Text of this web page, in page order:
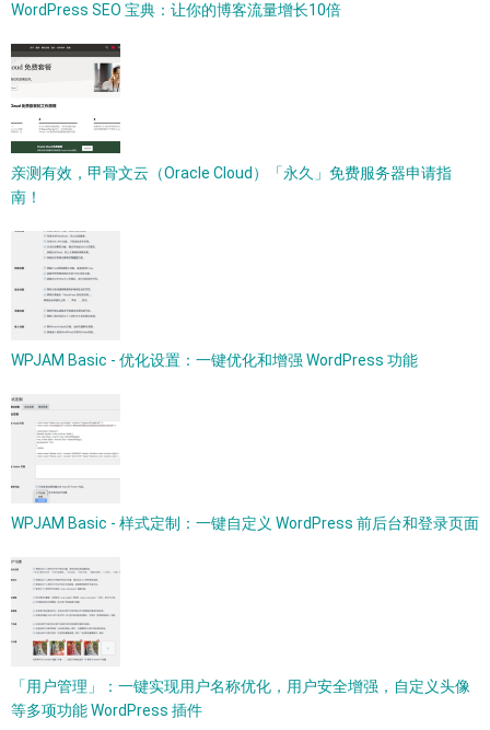
WordPress SEO 宝典：让你的博客流量增长10倍
亲测有效，甲骨文云（Oracle Cloud）「永久」免费服务器申请指
南！
WPJAM Basic - 优化设置：一键优化和增强 WordPress 功能
WPJAM Basic - 样式定制：一键自定义 WordPress 前后台和登录页面
「用户管理」：一键实现用户名称优化，用户安全增强，自定义头像
等多项功能 WordPress 插件